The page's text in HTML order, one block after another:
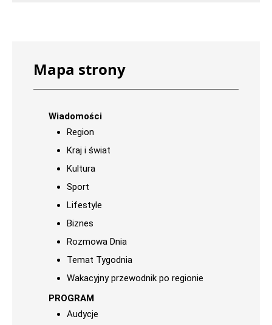
Mapa strony
Wiadomości
Region
Kraj i świat
Kultura
Sport
Lifestyle
Biznes
Rozmowa Dnia
Temat Tygodnia
Wakacyjny przewodnik po regionie
PROGRAM
Audycje